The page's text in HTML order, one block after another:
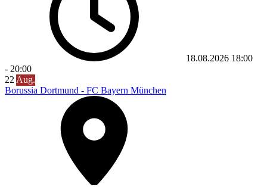
18.08.2026 18:00
- 20:00
22 Aug.
Borussia Dortmund - FC Bayern München